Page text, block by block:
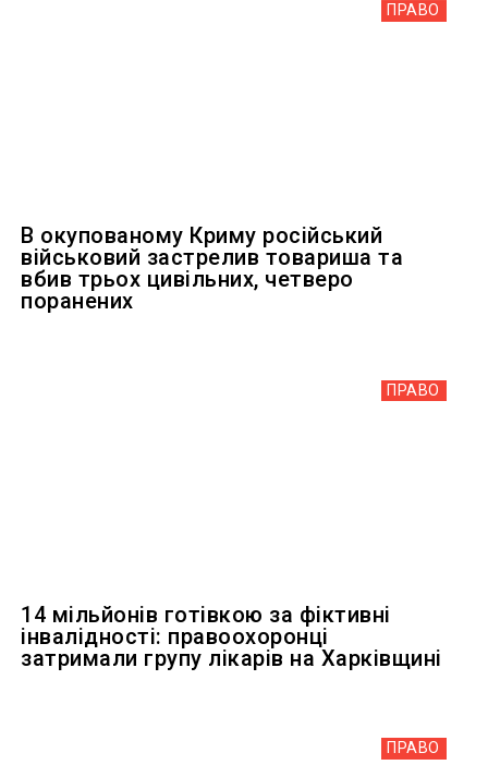
ПРАВО
В окупованому Криму російський
військовий застрелив товариша та
вбив трьох цивільних, четверо
поранених
ПРАВО
14 мільйонів готівкою за фіктивні
інвалідності: правоохоронці
затримали групу лікарів на Харківщині
ПРАВО